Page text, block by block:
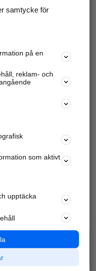
mm.
företaget
och annonsera mot
nära dig.
sökningar
samtycke för
på en
reklam- och
som aktivt
upptäcka